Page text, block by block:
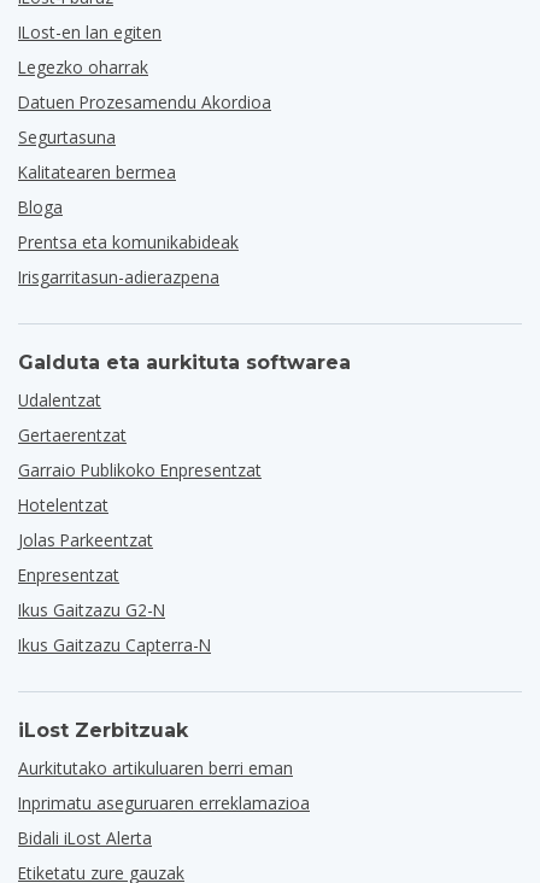
ILost-en lan egiten
Legezko oharrak
Datuen Prozesamendu Akordioa
Segurtasuna
Kalitatearen bermea
Bloga
Prentsa eta komunikabideak
Irisgarritasun-adierazpena
Galduta eta aurkituta softwarea
Udalentzat
Gertaerentzat
Garraio Publikoko Enpresentzat
Hotelentzat
Jolas Parkeentzat
Enpresentzat
Ikus Gaitzazu G2-N
Ikus Gaitzazu Capterra-N
iLost Zerbitzuak
Aurkitutako artikuluaren berri eman
Inprimatu aseguruaren erreklamazioa
Bidali iLost Alerta
Etiketatu zure gauzak